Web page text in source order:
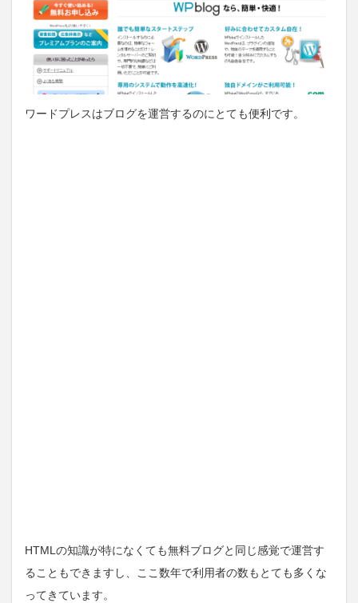
ワードプレスはブログを運営するのにとても便利です。
HTMLの知識が特になくても無料ブログと同じ感覚で運営す
ることもできますし、ここ数年で利用者の数もとても多くな
ってきています。